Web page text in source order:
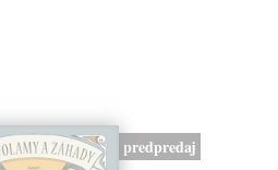
predpredaj